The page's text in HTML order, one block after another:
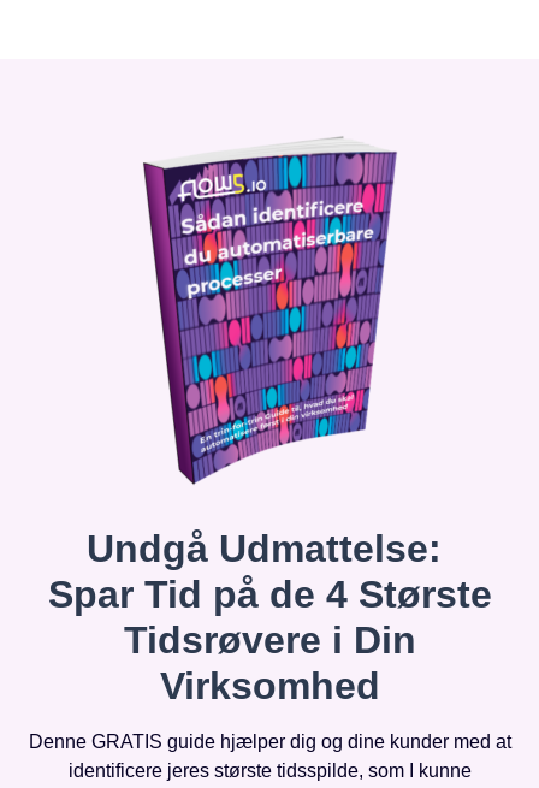
Undgå Udmattelse:
Spar Tid på de 4 Største
Tidsrøvere i Din
Virksomhed
Denne GRATIS guide hjælper dig og dine kunder med at
identificere jeres største tidsspilde, som I kunne